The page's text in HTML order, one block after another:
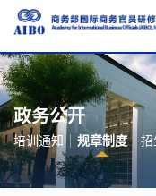
政务公开
培训通知 规章制度 招